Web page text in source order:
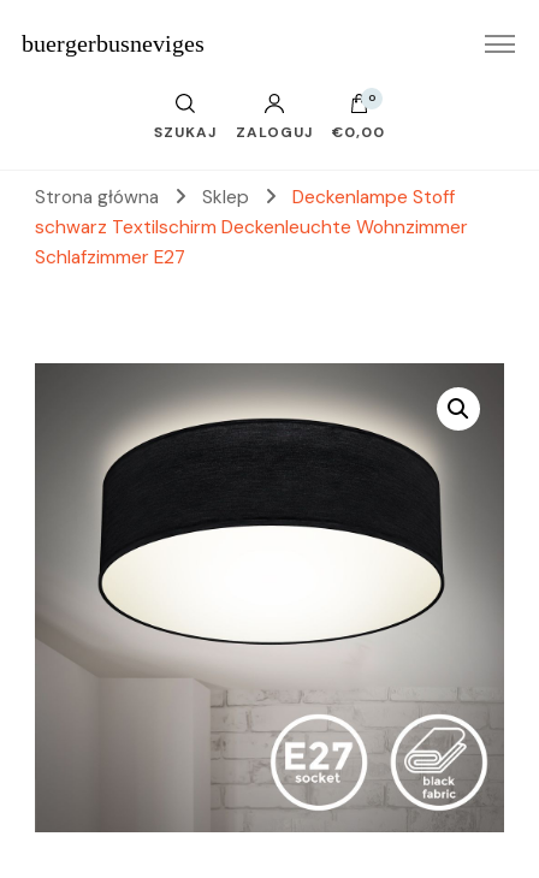
buergerbusneviges
SZUKAJ ZALOGUJ
0
€0,00
Strona główna Sklep
Deckenlampe Stoff
schwarz Textilschirm Deckenleuchte Wohnzimmer
Schlafzimmer E27